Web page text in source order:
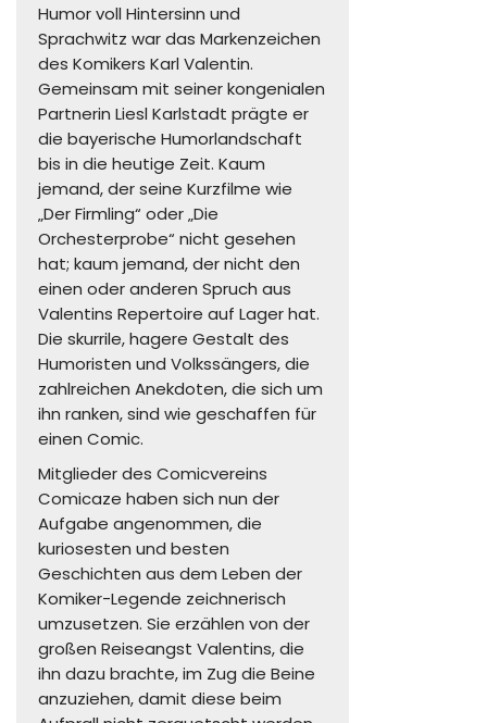
Humor voll Hintersinn und
Sprachwitz war das Markenzeichen
des Komikers Karl Valentin.
Gemeinsam mit seiner kongenialen
Partnerin Liesl Karlstadt prägte er
die bayerische Humorlandschaft
bis in die heutige Zeit. Kaum
jemand, der seine Kurzfilme wie
„Der Firmling“ oder „Die
Orchesterprobe“ nicht gesehen
hat; kaum jemand, der nicht den
einen oder anderen Spruch aus
Valentins Repertoire auf Lager hat.
Die skurrile, hagere Gestalt des
Humoristen und Volkssängers, die
zahlreichen Anekdoten, die sich um
ihn ranken, sind wie geschaffen für
einen Comic.
Mitglieder des Comicvereins
Comicaze haben sich nun der
Aufgabe angenommen, die
kuriosesten und besten
Geschichten aus dem Leben der
Komiker-Legende zeichnerisch
umzusetzen. Sie erzählen von der
großen Reiseangst Valentins, die
ihn dazu brachte, im Zug die Beine
anzuziehen, damit diese beim